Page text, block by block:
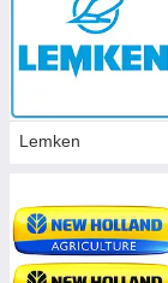
Lemken